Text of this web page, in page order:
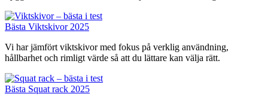
Bästa Viktskivor 2025
Vi har jämfört viktskivor med fokus på verklig användning,
hållbarhet och rimligt värde så att du lättare kan välja rätt.
Bästa Squat rack 2025